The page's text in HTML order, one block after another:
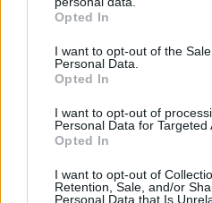
grant or deny consent to
use your data for below
consent section.
Opted In
I want to opt-out of the
Personal Data.
Opted In
I want to opt-out of
Personal Data for Targeted
Opted In
I want to opt-out of
Retention, Sale, and/or
Personal Data that Is
ΑΠΑΝΤΗΣΗ
Βουρ στον πατσά Πολάκη
06.06.2026, 08:23
6 διασπάσεις είναι λίγες
7η. Αφού κατάστρεψες
που έπεσε στο 17%,